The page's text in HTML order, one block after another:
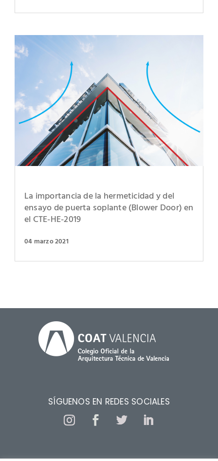
La importancia de la hermeticidad y del
ensayo de puerta soplante (Blower Door) en
el CTE-HE-2019
04 marzo 2021
SÍGUENOS EN REDES SOCIALES